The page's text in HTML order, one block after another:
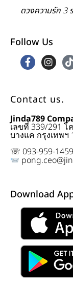
ดวงความรัก 3
Follow Us
Contact us.
Jinda789
เลขที่ 339/291 โ
บางแค กรุงเทพฯ
☏ 093-959-1459
Download